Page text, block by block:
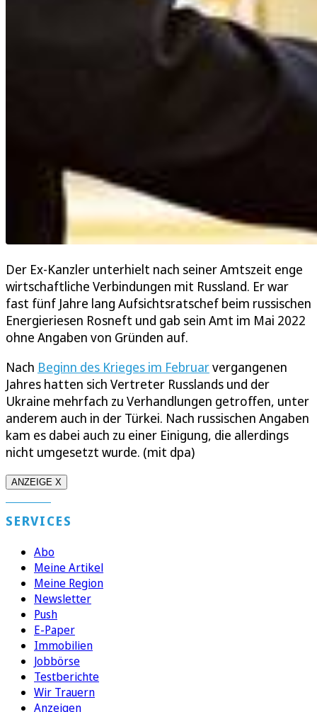
Der Ex-Kanzler unterhielt nach seiner Amtszeit enge
wirtschaftliche Verbindungen mit Russland. Er war
fast fünf Jahre lang Aufsichtsratschef beim russischen
Energieriesen Rosneft und gab sein Amt im Mai 2022
ohne Angaben von Gründen auf.
Nach Beginn des Krieges im Februarvergangenen
Jahres hatten sich Vertreter Russlands und der
Ukraine mehrfach zu Verhandlungen getroffen, unter
anderem auch in der Türkei. Nach russischen Angaben
kam es dabei auch zu einer Einigung, die allerdings
nicht umgesetzt wurde. (mit dpa)
ANZEIGE X
SERVICES
Abo
Meine Artikel
Meine Region
Newsletter
Push
E-Paper
Immobilien
Jobbörse
Testberichte
Wir Trauern
Anzeigen